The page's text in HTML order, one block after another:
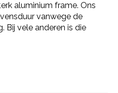
aluminium frame. Ons
vanwege de
Bij vele anderen is die